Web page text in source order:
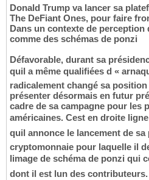
Donald Trump va lancer sa
The DeFiant Ones, pour faire
Dans un contexte de perception
comme des schémas de ponzi
Défavorable, durant sa
quil a même qualifiées d «
radicalement changé sa
présenter désormais en futur
cadre de sa campagne pour les
américaines. Cest en droite
quil annonce le lancement de
cryptomonnaie pour laquelle il
limage de schéma de ponzi qui
dont il est lun des